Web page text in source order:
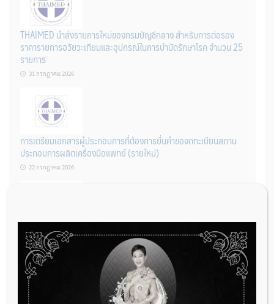
THAIMED นำส่งรายการใหม่ของกรมบัญชีกลาง สำหรับการต่อรอง
ราคารายการอวัยวะเทียมและอุปกรณ์ในการบำบัดรักษาโรค จำนวน 25
รายการ
31 กรกฎาคม 2026
การเตรียมเอกสารผู้ประกอบการที่ต้องการยื่นคำขอจดทะเบียนสถาน
ประกอบการผลิตเครื่องมือแพทย์ (รายใหม่)
22 กรกฎาคม 2026
ผู้ประกอบการผลิต และ นักวิจัย ที่ต้องการขึ้นทะเบียนเครื่องมือแพทย์
ต้องทำอย่างไรบ้าง
22 กรกฎาคม 2026